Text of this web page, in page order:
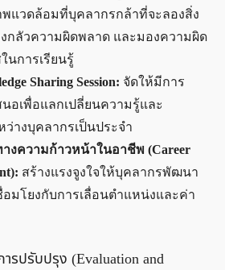
พแวดล้อมที่บุคลากรกล้าที่จะลองสิ่ง
กลัวความผิดพลาด และมองความผิด
นการเรียนรู้
Sharing Session: จัดให้มีการ
อเพื่อแลกเปลี่ยนความรู้และ
างบุคลากรเป็นประจำ
งความก้าวหน้าในอาชีพ (Career
สร้างแรงจูงใจให้บุคลากรพัฒนา
อมโยงกับการเลื่อนตำแหน่งและค่า
ารปรับปรุง (Evaluation and